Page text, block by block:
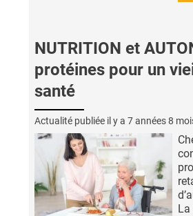
NUTRITION et
protéines pour un
santé
Actualité publiée il y a 7 années 8
La